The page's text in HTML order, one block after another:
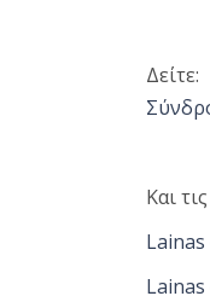
Δείτε:
Και
Lainas